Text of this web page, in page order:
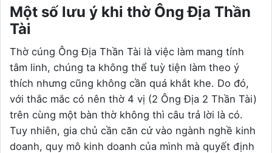
Một số lưu ý khi thờ Ông Địa Thần
Tài
Thờ cúng Ông Địa Thần Tài là việc làm mang tính
tâm linh, chúng ta không thể tuỳ tiện làm theo ý
thích nhưng cũng không cần quá khắt khe. Do đó,
với thắc mắc có nên thờ 4 vị (2 Ông Địa 2 Thần Tài)
trên cùng một bàn thờ không thì câu trả lời là có.
Tuy nhiên, gia chủ cần căn cứ vào ngành nghề kinh
doanh, quy mô kinh doanh của mình mà quyết định